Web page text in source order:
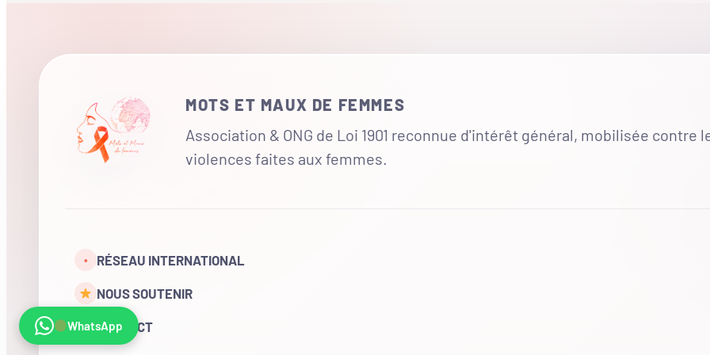
MOTS ET MAUX DE FEMMES
Association & ONG de Loi 1901 reconnue d'intérêt général, mobilisée contre
violences faites aux femmes.
• RÉSEAU INTERNATIONAL
NOUS SOUTENIR
CONTACT
WhatsApp